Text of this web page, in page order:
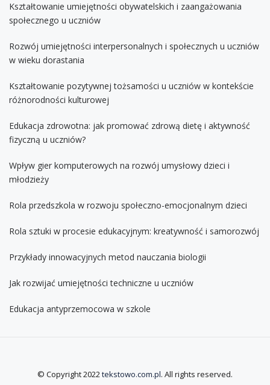
Kształtowanie umiejętności obywatelskich i zaangażowania
społecznego u uczniów
Rozwój umiejętności interpersonalnych i społecznych u uczniów
w wieku dorastania
Kształtowanie pozytywnej tożsamości u uczniów w kontekście
różnorodności kulturowej
Edukacja zdrowotna: jak promować zdrową dietę i aktywność
fizyczną u uczniów?
Wpływ gier komputerowych na rozwój umysłowy dzieci i
młodzieży
Rola przedszkola w rozwoju społeczno-emocjonalnym dzieci
Rola sztuki w procesie edukacyjnym: kreatywność i samorozwój
Przykłady innowacyjnych metod nauczania biologii
Jak rozwijać umiejętności techniczne u uczniów
Edukacja antyprzemocowa w szkole
© Copyright 2022tekstowo.com.pl. All rights reserved.